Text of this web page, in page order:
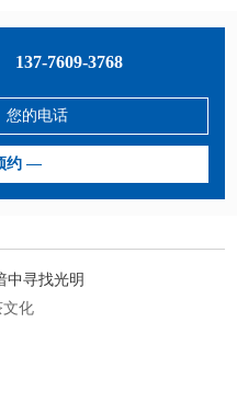
137-7609-3768
中寻找光明
文化